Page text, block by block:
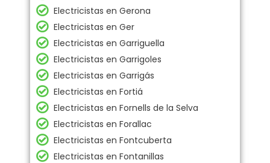
Electricistas en Gerona
Electricistas en Ger
Electricistas en Garriguella
Electricistas en Garrigoles
Electricistas en Garrigás
Electricistas en Fortiá
Electricistas en Fornells de la Selva
Electricistas en Forallac
Electricistas en Fontcuberta
Electricistas en Fontanillas